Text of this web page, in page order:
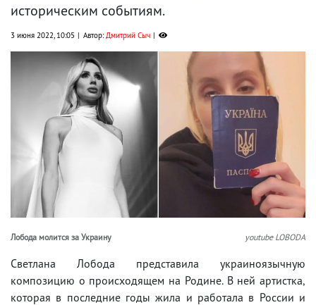
историческим событиям.
3 июня 2022, 10:05 Автор:Дмитрий Сыч
Лобода молится за Украину youtube LOBODA
Светлана Лобода представила украиноязычную
композицию о происходящем на Родине. В ней артистка,
которая в последние годы жила и работала в России и